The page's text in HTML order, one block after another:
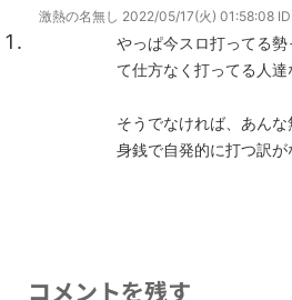
激熱の名無し 2022/05/17(火) 01:58:08
やっぱ今スロ打ってる
て仕方なく打ってる人達
そうでなければ、あん
身銭で自発的に打つ訳が
コメントを残す